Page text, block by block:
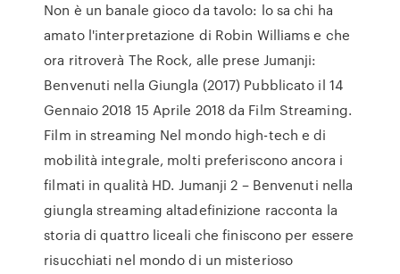
Non è un banale gioco da tavolo: lo sa chi ha
amato l'interpretazione di Robin Williams e che
ora ritroverà The Rock, alle prese Jumanji:
Benvenuti nella Giungla (2017) Pubblicato il 14
Gennaio 2018 15 Aprile 2018 da Film Streaming.
Film in streaming Nel mondo high-tech e di
mobilità integrale, molti preferiscono ancora i
filmati in qualità HD. Jumanji 2 – Benvenuti nella
giungla streaming altadefinizione racconta la
storia di quattro liceali che finiscono per essere
risucchiati nel mondo di un misterioso